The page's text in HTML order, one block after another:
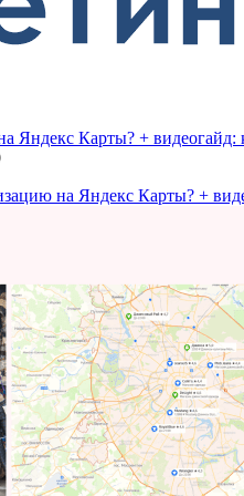
Яндекс Карты? + видеогайд:
на Яндекс Карты? +